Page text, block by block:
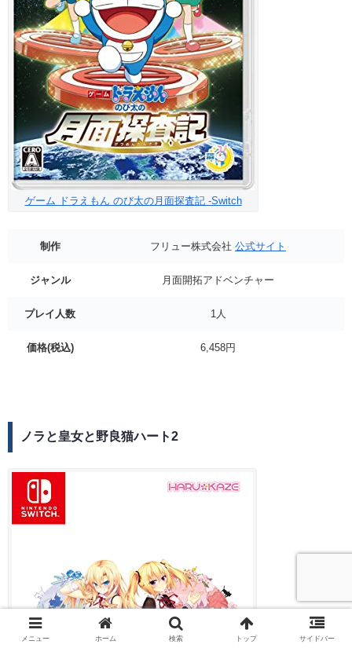
ゲーム ドラえもん のび太の月面探査記 -Switch
制作 フリュー株式会社 公式サイト
ジャンル 月面開拓アドベンチャー
プレイ人数 1人
価格(税込) 6,458円
ノラと皇女と野良猫ハート2
メニュー ホーム 検索 トップ サイドバー